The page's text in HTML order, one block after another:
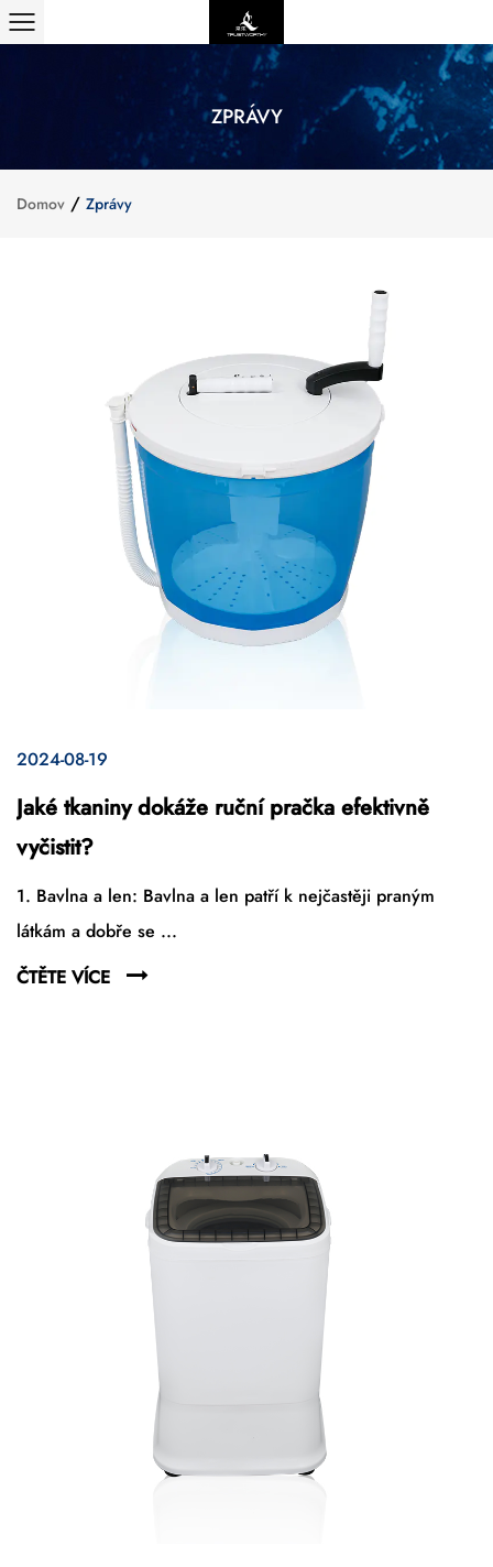
ZPRÁVY
Domov / Zprávy
2024-08-19
Jaké tkaniny dokáže ruční pračka efektivně
vyčistit?
1. Bavlna a len: Bavlna a len patří k nejčastěji praným
látkám a dobře se ...
ČTĚTE VÍCE